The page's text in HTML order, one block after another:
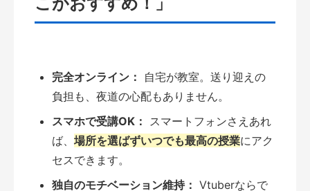
完全オンライン：
自宅が教室。送り迎えの
負担も、夜道の心配もありません。
スマホで受講OK： スマートフォンさえあれ
ば、 場所を選ばずいつでも最高の授業にアク
セスできます。
独自のモチベーション維持： Vtuberならで